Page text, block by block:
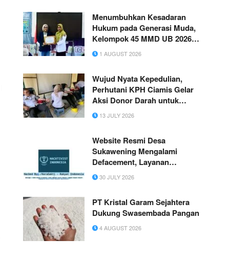
Menumbuhkan Kesadaran
Hukum pada Generasi Muda,
Kelompok 45 MMD UB 2026
Menginisiasikan Sosialisasi
Preventif Bahaya Judi Online
Paron
1 AUGUST 2026
Wujud Nyata Kepedulian,
Perhutani KPH Ciamis Gelar
Aksi Donor Darah untuk
Kemanusiaan
13 JULY 2026
Website Resmi Desa
Sukawening Mengalami
Defacement, Layanan
Informasi Terganggu
30 JULY 2026
PT Kristal Garam Sejahtera
Dukung Swasembada Pangan
4 AUGUST 2026